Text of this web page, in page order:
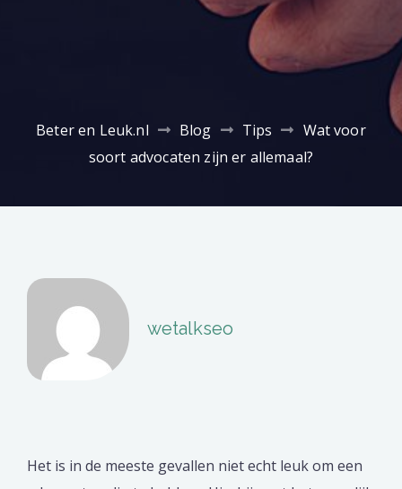
Beter en Leuk.nl Blog Tips
Wat voor
soort advocaten zijn er allemaal?
wetalkseo
Het is in de meeste gevallen niet echt leuk om een